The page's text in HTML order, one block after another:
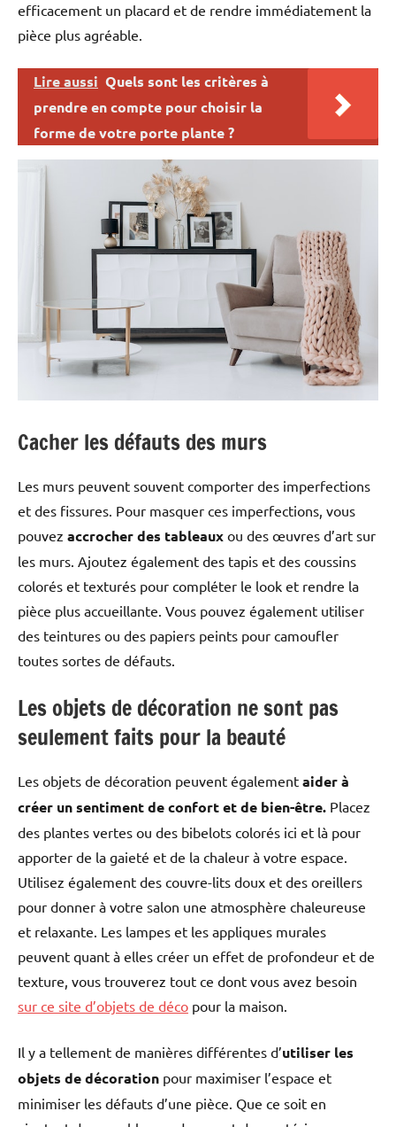
efficacement un placard et de rendre immédiatement la
pièce plus agréable.
Lire aussi Quels sont les critères à
prendre en compte pour choisir la
forme de votre porte plante ?
Cacher les défauts des murs
Les murs peuvent souvent comporter des imperfections
et des fissures. Pour masquer ces imperfections, vous
pouvez accrocher des tableaux ou des œuvres d’art sur
les murs. Ajoutez également des tapis et des coussins
colorés et texturés pour compléter le look et rendre la
pièce plus accueillante. Vous pouvez également utiliser
des teintures ou des papiers peints pour camoufler
toutes sortes de défauts.
Les objets de décoration ne sont pas
seulement faits pour la beauté
Les objets de décoration peuvent également aider à
créer un sentiment de confort et de bien-être. Placez
des plantes vertes ou des bibelots colorés ici et là pour
apporter de la gaieté et de la chaleur à votre espace.
Utilisez également des couvre-lits doux et des oreillers
pour donner à votre salon une atmosphère chaleureuse
et relaxante. Les lampes et les appliques murales
peuvent quant à elles créer un effet de profondeur et de
texture, vous trouverez tout ce dont vous avez besoin
sur ce site d’objets de déco pour la maison.
Il y a tellement de manières différentes d’utiliser les
objets de décoration pour maximiser l’espace et
minimiser les défauts d’une pièce. Que ce soit en